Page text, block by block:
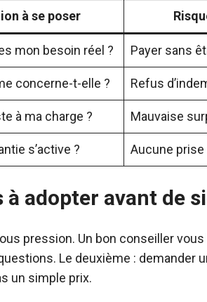
à se poser
mon besoin réel ? Payer sans
concerne-t-elle ? Refus
à ma charge ? Mauvaise
s’active ? Aucune
adopter avant de
pression. Un bon conseiller
Le deuxième : demander
un simple prix.